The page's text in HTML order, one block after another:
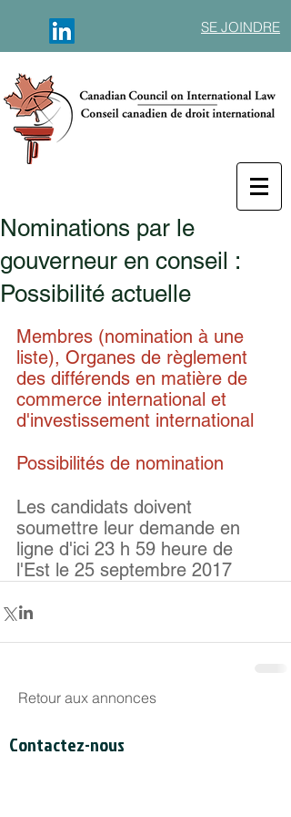
SE JOINDRE
Nominations par le
gouverneur en conseil :
Possibilité actuelle
Membres (nomination à une
liste), Organes de règlement
des différends en matière de
commerce international et
d'investissement international
Possibilités de nomination
Les candidats doivent
soumettre leur demande en
ligne d'ici 23 h 59 heure de
l'Est le 25 septembre 2017
Retour aux annonces
Contactez-nous